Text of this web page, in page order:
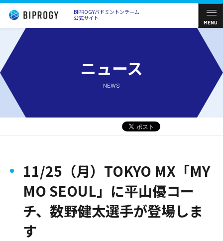
BIPROGYバドミントンチーム
公式サイト
MENU
ニュース
NEWS
11/25（月）TOKYO MX「MY
MO SEOUL」に平山優コー
チ、数野健太選手が登場しま
す